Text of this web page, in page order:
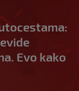
Evo kako